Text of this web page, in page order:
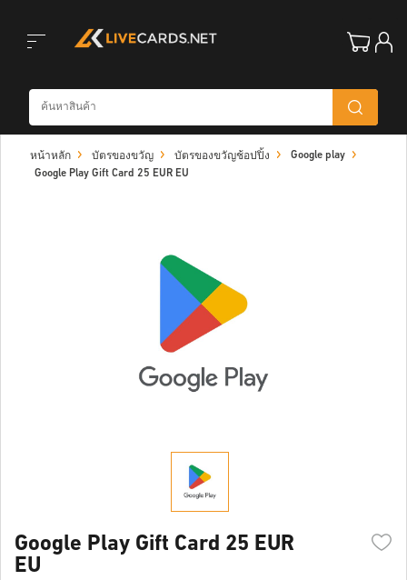
navigation
หน้าหลัก บัตรของขวัญ บัตรของขวัญช้อปปิ้ง
Google play
Google Play Gift Card 25 EUR EU
Google Play Gift Card 25 EUR
EU